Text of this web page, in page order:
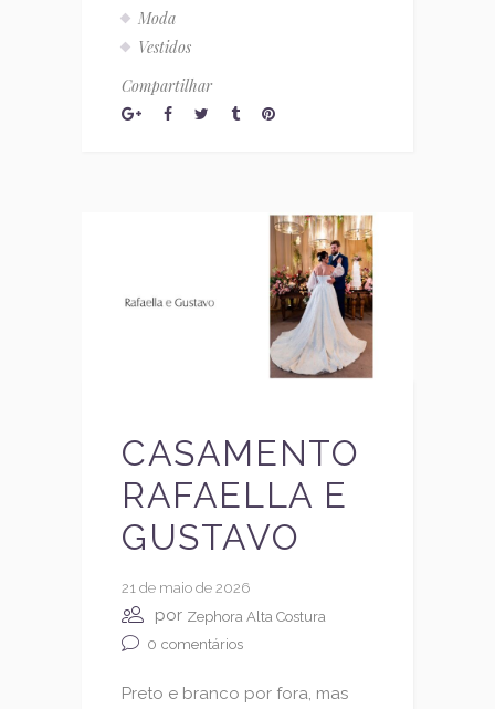
Moda
Vestidos
Compartilhar
CASAMENTO
RAFAELLA E
GUSTAVO
21 de maio de 2026
por Zephora Alta Costura
0 comentários
Preto e branco por fora, mas